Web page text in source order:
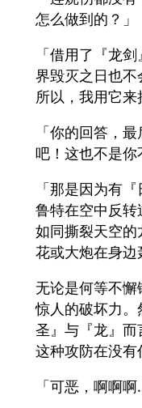
怎么做到的？」
「借用了『龙
界毁灭之日也不
所以，我用它来
「你的回答，
吧！这也不是你
「那是因为有
鲁特在空中反
如同撕裂天空
花或大炮在身边
无论是何等不
惊人的破坏力
圣』与『龙』而
这种攻防在没有
「可恶，啊啊啊